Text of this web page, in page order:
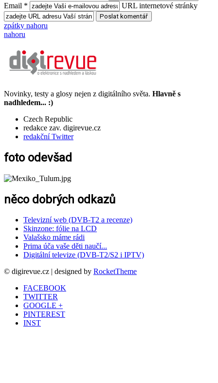
Email * URL internetové stránky
zpátky nahoru
nahoru
Novinky, testy a glosy nejen z digitálního světa. Hlavně s
nadhledem... :)
Czech Republic
redakce zav. digirevue.cz
redakční Twitter
foto odevšad
něco dobrých odkazů
Televizní web (DVB-T2 a recenze)
Skinzone: fólie na LCD
Valašsko máme rádi
Prima úča vaše děti naučí...
Digitální televize (DVB-T2/S2 i IPTV)
© digirevue.cz | designed by RocketTheme
FACEBOOK
TWITTER
GOOGLE +
PINTEREST
INST